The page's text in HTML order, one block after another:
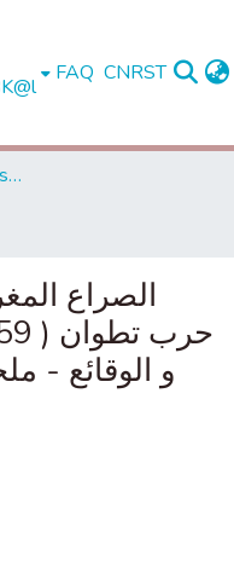
FAQ CNRST
Université Abdelmalek Essaadi - Tétouan
الصراع
و الوقائع -